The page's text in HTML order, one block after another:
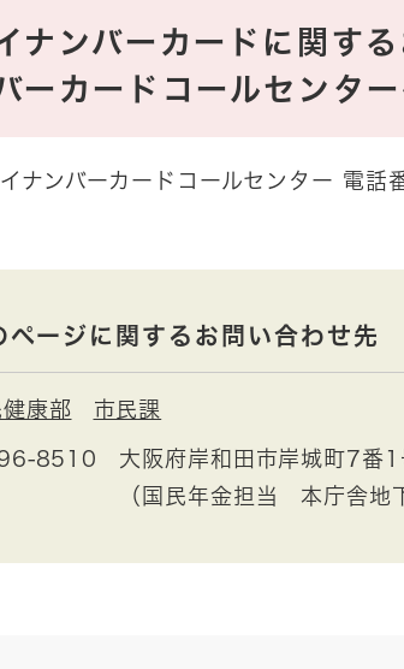
ナンバーカードに関す
ーカードコールセンター
ナンバーカードコールセンター 電
ページに関するお問い合わせ先
康部 市民課
8510
大阪府岸和田市岸城町7番
（国民年金担当 本庁舎地